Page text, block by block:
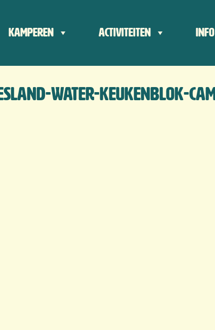
Kamperen Activiteiten Info
water-keukenblok-